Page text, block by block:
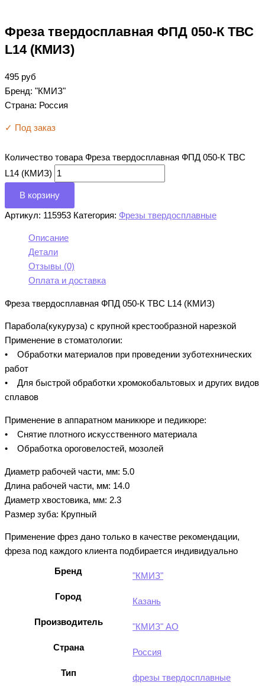
Фреза твердосплавная ФПД 050-К ТВС
L14 (КМИЗ)
495 руб
Бренд: "КМИЗ"
Страна: Россия
✓ Под заказ
Количество товара Фреза твердосплавная ФПД 050-К ТВС
L14 (КМИЗ)
В корзину
Артикул: 115953 Категория: Фрезы твердосплавные
Описание
Детали
Отзывы (0)
Оплата и доставка
Фреза твердосплавная ФПД 050-К ТВС L14 (КМИЗ)
Парабола(кукуруза) с крупной крестообразной нарезкой
Применение в стоматологии:
• Обработки материалов при проведении зуботехнических
работ
• Для быстрой обработки хромокобальтовых и других видов
сплавов
Применение в аппаратном маникюре и педикюре:
• Снятие плотного искусственного материала
• Обработка ороговелостей, мозолей
Диаметр рабочей части, мм: 5.0
Длина рабочей части, мм: 14.0
Диаметр хвостовика, мм: 2.3
Размер зуба: Крупный
Применение фрез дано только в качестве рекомендации,
фреза под каждого клиента подбирается индивидуально
Бренд "КМИЗ"
Город Казань
Производитель "КМИЗ" АО
Страна Россия
Тип фрезы твердосплавные